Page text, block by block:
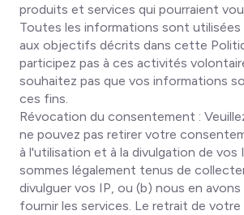
produits et services qui pourraient
Toutes les informations sont
aux objectifs décrits dans cette
participez pas à ces activités
souhaitez pas que vos informations
ces fins.
Révocation du consentement :
ne pouvez pas retirer votre
à l'utilisation et à la divulgation de vos
sommes légalement tenus de
divulguer vos IP, ou (b) nous en
fournir les services. Le retrait de